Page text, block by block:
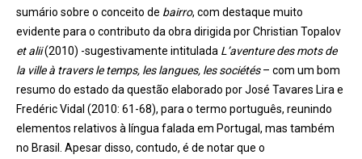
sumário sobre o conceito de bairro, com destaque muito
evidente para o contributo da obra dirigida por Christian Topalov
et alii(2010) -sugestivamente intitulada L’aventure des mots de
la ville à travers le temps, les langues, les sociétés– com um bom
resumo do estado da questão elaborado por José Tavares Lira e
Fredéric Vidal (2010: 61-68), para o termo português, reunindo
elementos relativos à língua falada em Portugal, mas também
no Brasil. Apesar disso, contudo, é de notar que o